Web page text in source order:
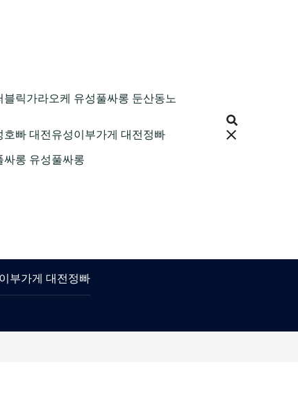
릭가라오케 유성풀싸롱 둔산동노
빠 대전유성이부가게 대전정빠
싸롱 유성풀싸롱
부가게 대전정빠